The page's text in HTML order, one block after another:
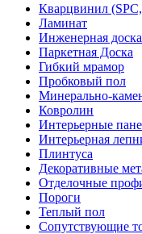
Кварцвинил
Ламинат
Инженерная доска
Паркетная Доска
Гибкий мрамор
Пробковый пол
Минерально-
Ковролин
Интерьерные
Интерьерная
Плинтуса
Декоративные
Отделочные
Пороги
Теплый пол
Сопутствующие